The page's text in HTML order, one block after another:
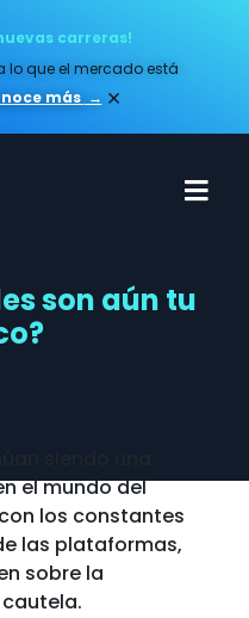
carreras!
lo que el mercado está
más​ → ×
son aún tu
siendo una
el mundo del
los constantes
las plataformas,
sobre la